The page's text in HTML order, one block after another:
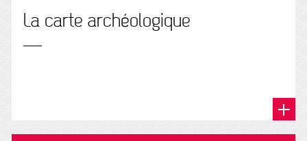
La carte archéologique